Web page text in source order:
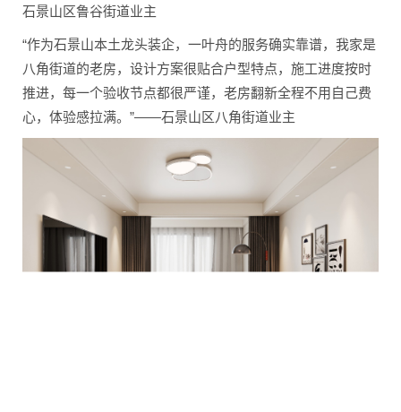
石景山区鲁谷街道业主
“作为石景山本土龙头装企，一叶舟的服务确实靠谱，我家是
八角街道的老房，设计方案很贴合户型特点，施工进度按时
推进，每一个验收节点都很严谨，老房翻新全程不用自己费
心，体验感拉满。”——石景山区八角街道业主